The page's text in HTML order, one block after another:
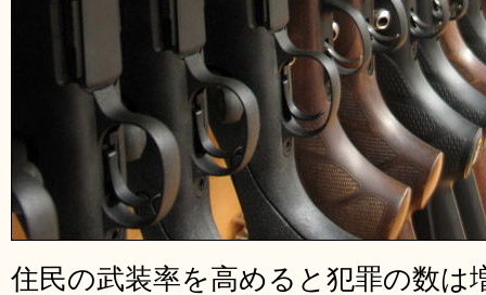
住民の武装率を高めると犯罪の数は